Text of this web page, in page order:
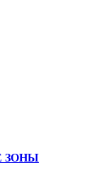
ЗОНЫ